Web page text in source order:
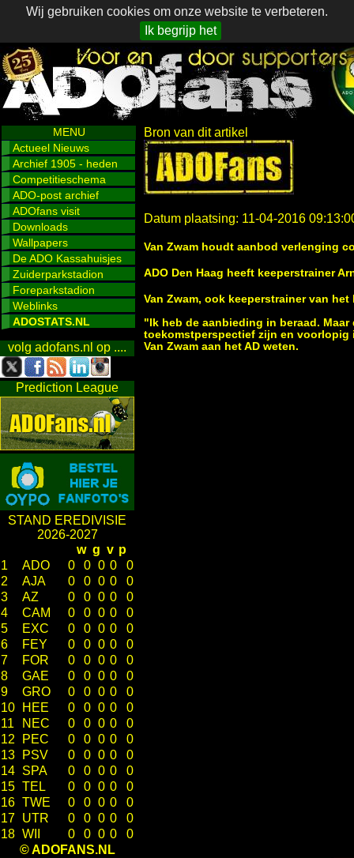
Wij gebruiken cookies om onze website te verbeteren.
Ik begrijp het
MENU
Actueel Nieuws
Archief 1905 - heden
Competitieschema
ADO-post archief
ADOfans visit
Downloads
Wallpapers
De ADO Kassahuisjes
Zuiderparkstadion
Foreparkstadion
Weblinks
ADOSTATS.NL
volg adofans.nl op ....
Prediction League
STAND EREDIVISIE
2026-2027
w g v p
1
ADO 0 0 0 0
0
2
AJA 0 0 0 0
0
3
AZ 0 0 0 0
0
4
CAM 0 0 0 0
0
5
EXC 0 0 0 0
0
6
FEY 0 0 0 0
0
7
FOR 0 0 0 0
0
8
GAE 0 0 0 0
0
9
GRO 0 0 0 0
0
10
HEE 0 0 0 0
0
11
NEC 0 0 0 0
0
12
PEC 0 0 0 0
0
13
PSV 0 0 0 0
0
14 SPA 0 0 0 0
0
15 TEL 0 0 0 0
0
16 TWE 0 0 0 0
0
17 UTR 0 0 0 0
0
18 WII 0 0 0 0
0
© ADOFANS.NL
Bron van dit artikel
Datum plaatsing: 11-04-2016
Van Zwam houdt aanbod verlenging
ADO Den Haag heeft keeperstrainer
Van Zwam, ook keeperstrainer van
"Ik heb de aanbieding in beraad.
toekomstperspectief zijn en voorlopig
Van Zwam aan het AD weten.